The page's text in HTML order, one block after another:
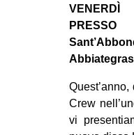
Crew
vi